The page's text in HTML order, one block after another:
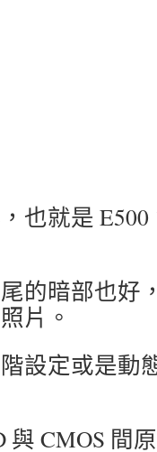
也就是 E500
的暗部也好
片。
設定或是動
與 CMOS 間